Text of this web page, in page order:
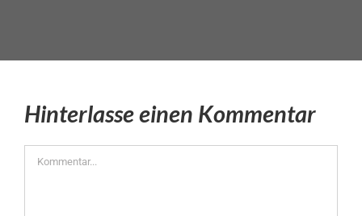
Hinterlasse einen Kommentar